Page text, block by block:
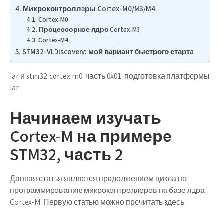
Микроконтроллеры Cortex-M0/M3/M4
Cortex-M0
Процессорное ядро Cortex-M3
Cortex-M4
STM32-VLDiscovery: мой вариант быстрого старта
Iar и stm32 cortex m0. часть 0x01. подготовка платформы
iar
Начинаем изучать
Cortex-M на примере
STM32, часть 2
Данная статья является продолжением цикла по
программированию микроконтроллеров на базе ядра
Cortex-M. Первую статью можно прочитать здесь: